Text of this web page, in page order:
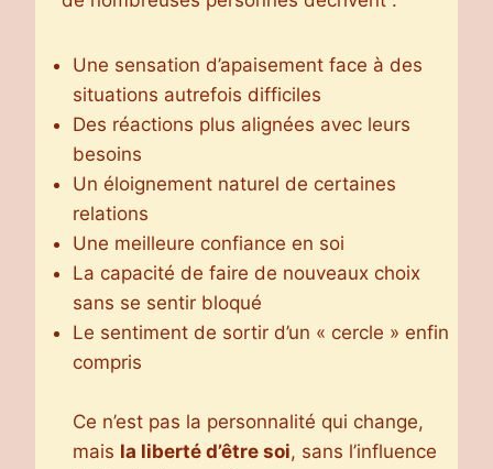
Une sensation d’apaisement face à des
situations autrefois difficiles
Des réactions plus alignées avec leurs
besoins
Un éloignement naturel de certaines
relations
Une meilleure confiance en soi
La capacité de faire de nouveaux choix
sans se sentir bloqué
Le sentiment de sortir d’un « cercle » enfin
compris
Ce n’est pas la personnalité qui change,
mais la liberté d’être soi, sans l’influence